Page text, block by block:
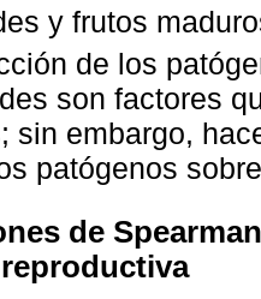
y frutos
de los
son factores
sin embargo,
patógenos
de